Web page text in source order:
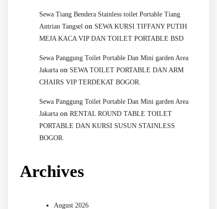
Sewa Tiang Bendera Stainless toilet Portable Tiang
Antrian Tangsel on SEWA KURSI TIFFANY PUTIH
MEJA KACA VIP DAN TOILET PORTABLE BSD
Sewa Panggung Toilet Portable Dan Mini garden Area
Jakarta on SEWA TOILET PORTABLE DAN ARM
CHAIRS VIP TERDEKAT BOGOR.
Sewa Panggung Toilet Portable Dan Mini garden Area
Jakarta on RENTAL ROUND TABLE TOILET
PORTABLE DAN KURSI SUSUN STAINLESS
BOGOR.
Archives
August 2026